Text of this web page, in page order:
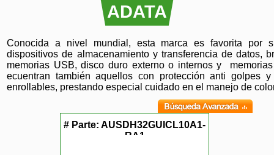
ADATA
Conocida a nivel mundial, esta marca es favorita por
dispositivos de almacenamiento y transferencia de datos,
memorias USB, disco duro externo o internos y
ecuentran también aquellos con protección anti golpes
enrollables, prestando especial cuidado en el manejo de
# Parte: AUSDH32GUICL10A1-
RA1